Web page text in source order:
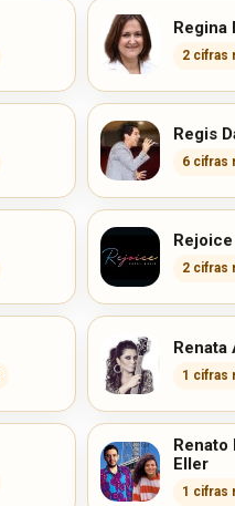
Regina
2 cifras
Regis
6 cifras
2 cifras
Renata
1 cifras
Renato
Eller
1 cifras